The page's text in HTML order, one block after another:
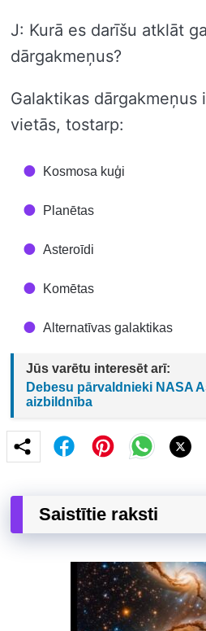
J: Kurā es darīšu atklāt
dārgakmeņus?
Galaktikas dārgakmeņus
vietās, tostarp:
Kosmosa kuģi
Planētas
Asteroīdi
Komētas
Alternatīvas galaktikas
Jūs varētu interesēt arī:
Debesu pārvaldnieki NASA
aizbildnība
Saistītie raksti